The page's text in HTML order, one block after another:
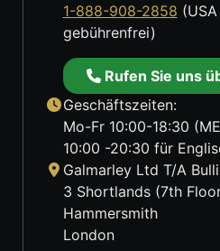
1-888-908-2858
gebührenfrei)
Rufen Sie uns
Geschäftszeiten:
Mo-Fr 10:00-18:30
10:00 -20:30 für
Galmarley Ltd T/A
3 Shortlands (7th
Hammersmith
London